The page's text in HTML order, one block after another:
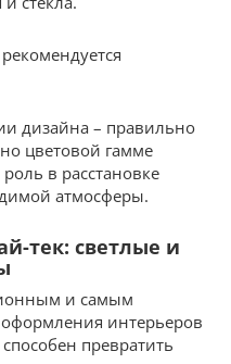
дизайна – правильно
цветовой гамме
в расстановке
атмосферы.
тек: светлые и
и самым
интерьеров
превратить